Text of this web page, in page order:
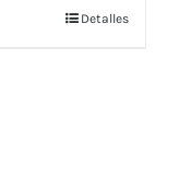
Detalles